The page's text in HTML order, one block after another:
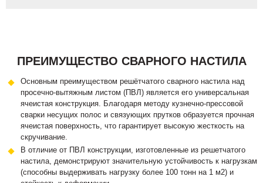
ПРЕИМУЩЕСТВО СВАРНОГО НАСТИЛА
Основным преимуществом решётчатого сварного настила над
просечно-вытяжным листом (ПВЛ) является его универсальная
ячеистая конструкция. Благодаря методу кузнечно-прессовой
сварки несущих полос и связующих прутков образуется прочная
ячеистая поверхность, что гарантирует высокую жесткость на
скручивание.
В отличие от ПВЛ конструкции, изготовленные из решетчатого
настила, демонстрируют значительную устойчивость к нагрузкам
(способны выдерживать нагрузку более 100 тонн на 1 м2) и